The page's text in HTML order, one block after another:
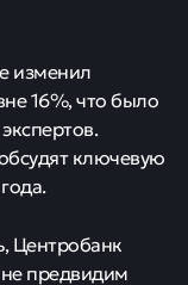
изменил
16%, что было
ключевую
Центробанк
предвидим